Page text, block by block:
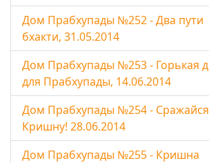
Дом Прабхупады №252 - Два пути
бхакти, 31.05.2014
Дом Прабхупады №253 - Горькая
для Прабхупады, 14.06.2014
Дом Прабхупады №254 - Сражайся
Кришну! 28.06.2014
Дом Прабхупады №255 - Кришна